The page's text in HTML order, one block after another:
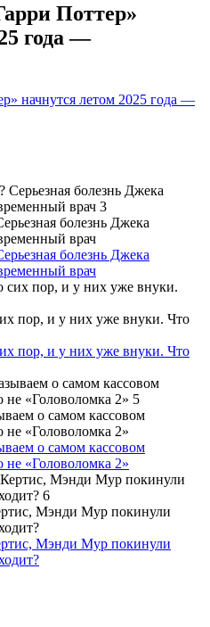
Поттер»
года —
начнутся летом 2025 года —
болезнь Джека
врач
болезнь Джека
врач
пор, и у них уже внуки. Что
пор, и у них уже внуки. Что
о самом кассовом
не «Головоломка 2»
о самом кассовом
не «Головоломка 2»
Мэнди Мур покинули
Мэнди Мур покинули